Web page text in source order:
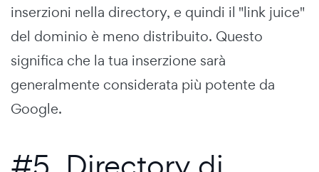
inserzioni nella directory, e quindi il "link juice"
del dominio è meno distribuito. Questo
significa che la tua inserzione sarà
generalmente considerata più potente da
Google.